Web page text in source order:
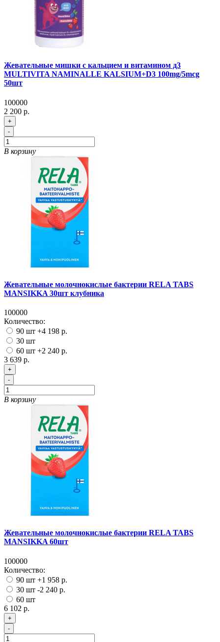
Жевательные мишки с кальцием и витамином д3
MULTIVITA NAMINALLE KALSIUM+D3 100mg/5mcg
50шт
100000
2 200 р.
+
-
В корзину
Жевательные молочнокислые бактерии RELA TABS
MANSIKKA 30шт клубника
100000
Количество:
90 шт +4 198 р.
30 шт
60 шт +2 240 р.
3 639 р.
+
-
В корзину
Жевательные молочнокислые бактерии RELA TABS
MANSIKKA 60шт
100000
Количество:
90 шт +1 958 р.
30 шт -2 240 р.
60 шт
6 102 р.
+
-